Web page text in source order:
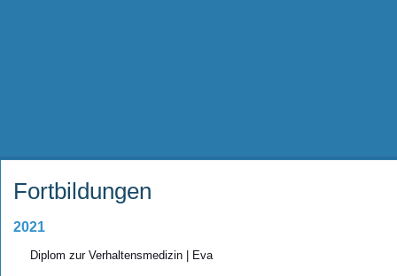
Fortbildungen
2021
Diplom zur Verhaltensmedizin | Eva